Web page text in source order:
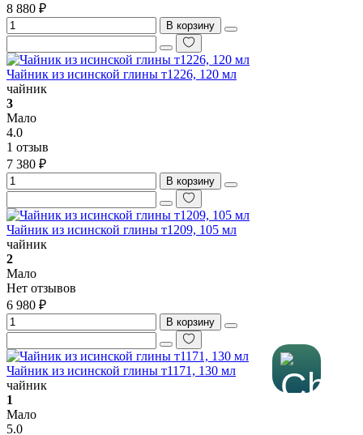
8 880 ₽
В корзину
Чайник из исинской глины т1226, 120 мл
чайник
3
Мало
4.0
1 отзыв
7 380 ₽
В корзину
Чайник из исинской глины т1209, 105 мл
чайник
2
Мало
Нет отзывов
6 980 ₽
В корзину
Чайник из исинской глины т1171, 130 мл
чайник
1
Мало
5.0